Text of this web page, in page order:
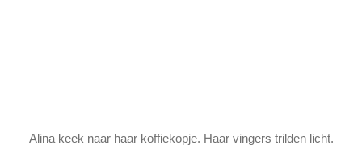
Alina keek naar haar koffiekopje. Haar vingers trilden licht.